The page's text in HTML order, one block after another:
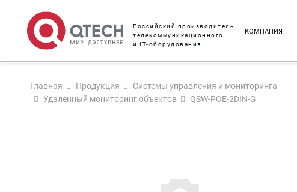
Российский производитель
телекоммуникационного
и IT-оборудования
КОМПАНИЯ
Главная Продукция
Системы управления и мониторинга
Удаленный мониторинг объектов
QSW-POE-2DIN-G